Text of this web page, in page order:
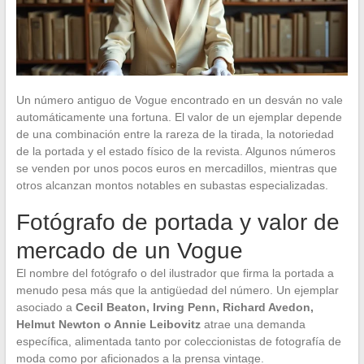
Un número antiguo de Vogue encontrado en un desván no vale
automáticamente una fortuna. El valor de un ejemplar depende
de una combinación entre la rareza de la tirada, la notoriedad
de la portada y el estado físico de la revista. Algunos números
se venden por unos pocos euros en mercadillos, mientras que
otros alcanzan montos notables en subastas especializadas.
Fotógrafo de portada y valor de
mercado de un Vogue
El nombre del fotógrafo o del ilustrador que firma la portada a
menudo pesa más que la antigüedad del número. Un ejemplar
asociado a Cecil Beaton, Irving Penn, Richard Avedon,
Helmut Newton o Annie Leibovitzatrae una demanda
específica, alimentada tanto por coleccionistas de fotografía de
moda como por aficionados a la prensa vintage.